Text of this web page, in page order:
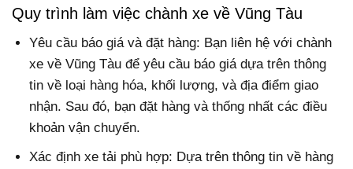
Quy trình làm việc chành xe về Vũng Tàu
Yêu cầu báo giá và đặt hàng: Bạn liên hệ với chành
xe về Vũng Tàu để yêu cầu báo giá dựa trên thông
tin về loại hàng hóa, khối lượng, và địa điểm giao
nhận. Sau đó, bạn đặt hàng và thống nhất các điều
khoản vận chuyển.
Xác định xe tải phù hợp: Dựa trên thông tin về hàng